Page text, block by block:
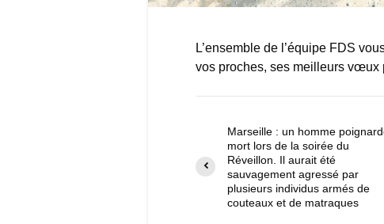
L’ensemble de l’équipe FDS
vos proches, ses meilleurs vœux
Marseille : un homme
mort lors de la soirée du
Réveillon. Il aurait été
sauvagement agressé par
plusieurs individus armés de
couteaux et de matraques